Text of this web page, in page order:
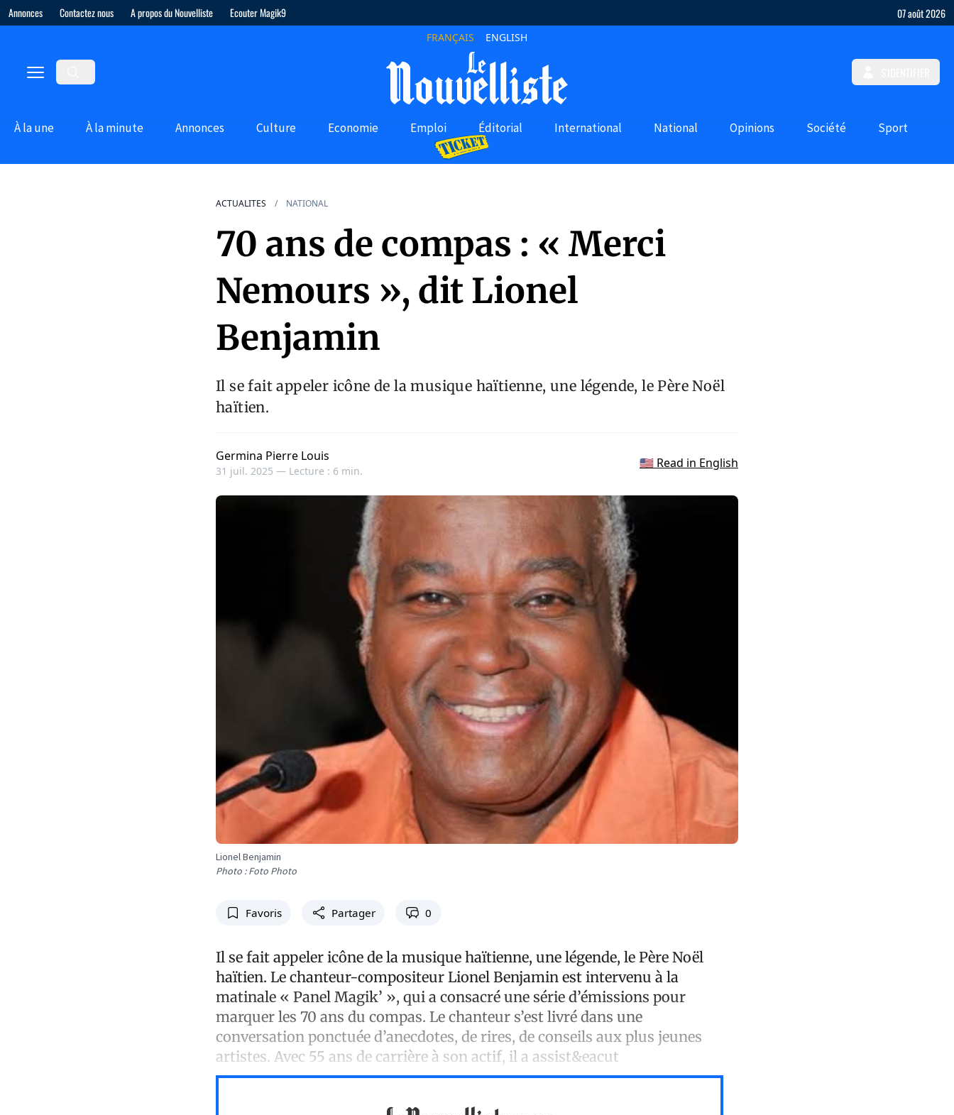
Annonces Contactez nous A propos du Nouvelliste Ecouter Magik9 07 août 2026
FRANÇAIS ENGLISH
À la une À la minute Annonces Culture Economie Emploi Éditorial International National Opinions Société Sport
ACTUALITES NATIONAL
70 ans de compas : « Merci
Nemours », dit Lionel
Benjamin
Il se fait appeler icône de la musique haïtienne, une légende, le Père Noël
haïtien.
Germina Pierre Louis
31 juil. 2025 — Lecture : 6 min.
🇺🇸 Read in English
Lionel Benjamin
Photo : Foto Photo
Favoris Partager 0
Il se fait appeler icône de la musique haïtienne, une légende, le Père Noël
haïtien. Le chanteur-compositeur Lionel Benjamin est intervenu à la
matinale « Panel Magik’ », qui a consacré une série d’émissions pour
marquer les 70 ans du compas. Le chanteur s’est livré dans une
conversation ponctuée d’anecdotes, de rires, de conseils aux plus jeunes
artistes. Avec 55 ans de carrière à son actif, il a assist&eacut